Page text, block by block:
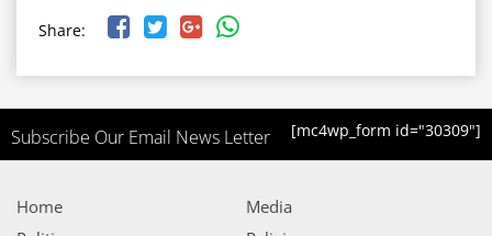
Share:
Subscribe Our Email News Letter [mc4wp_form id="30309"]
Home
Media